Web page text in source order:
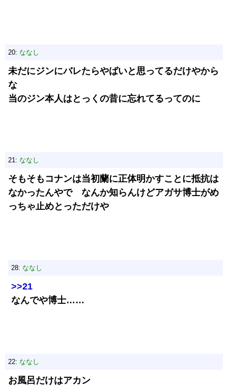
20: ななし
未だにジンにバレたらやばいと思ってるだけやから
な
当のジン本人はとっくの昔に忘れてるってのに
21: ななし
そもそもコナンは当初蘭に正体明かすことに抵抗は
なかったんやで なんか知らんけどアガサ博士がめ
っちゃ止めとっただけや
28: ななし
>>21
なんでや博士……
22: ななし
お風呂だけはアカン